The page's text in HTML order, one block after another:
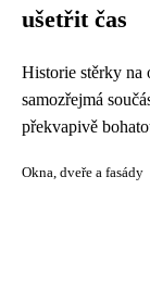
ušetřit čas
Historie stěrky na
samozřejmá
překvapivě
Okna, dveře a fasády